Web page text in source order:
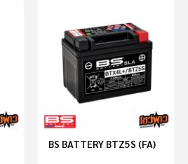
BS BATTERY BTZ5S (FA)